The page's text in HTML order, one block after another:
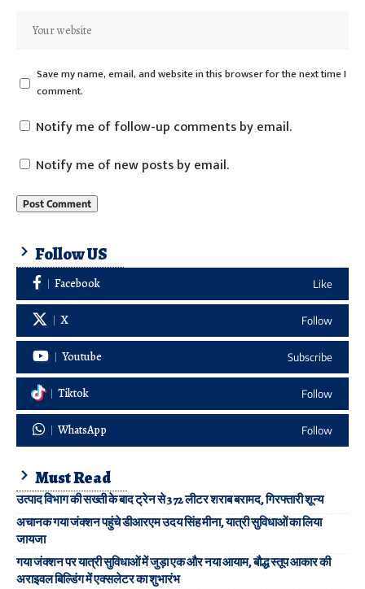
Save my name, email, and website in this browser for the next time I
comment.
Notify me of follow-up comments by email.
Notify me of new posts by email.
Follow US
Facebook Like
X Follow
Youtube Subscribe
Tiktok Follow
WhatsApp Follow
Must Read
उत्पाद विभाग की सख्ती के बाद ट्रेन से 372 लीटर शराब बरामद, गिरफ्तारी शून्य
अचानक गया जंक्शन पहुंचे डीआरएम उदय सिंह मीना, यात्री सुविधाओं का लिया
जायजा
गया जंक्शन पर यात्री सुविधाओं में जुड़ा एक और नया आयाम, बौद्ध स्तूप आकार की
अराइवल बिल्डिंग में एक्सलेटर का शुभारंभ